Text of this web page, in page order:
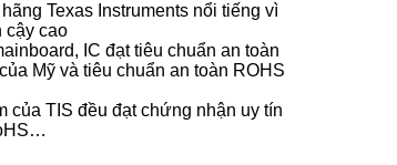
Texas Instruments nổi tiếng vì
cậy cao
IC đạt tiêu chuẩn an toàn
Mỹ và tiêu chuẩn an toàn ROHS
của TIS đều đạt chứng nhận uy tín